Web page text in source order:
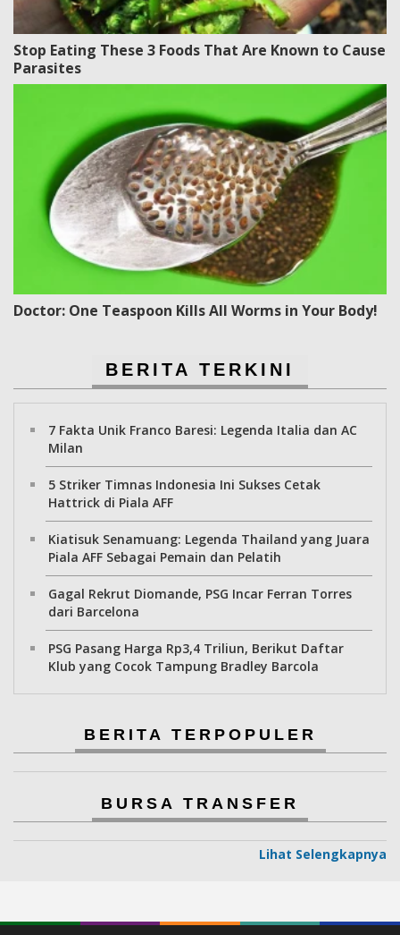
Stop Eating These 3 Foods That Are Known to Cause
Parasites
Doctor: One Teaspoon Kills All Worms in Your Body!
BERITA TERKINI
7 Fakta Unik Franco Baresi: Legenda Italia dan AC
Milan
5 Striker Timnas Indonesia Ini Sukses Cetak
Hattrick di Piala AFF
Kiatisuk Senamuang: Legenda Thailand yang Juara
Piala AFF Sebagai Pemain dan Pelatih
Gagal Rekrut Diomande, PSG Incar Ferran Torres
dari Barcelona
PSG Pasang Harga Rp3,4 Triliun, Berikut Daftar
Klub yang Cocok Tampung Bradley Barcola
BERITA TERPOPULER
BURSA TRANSFER
Lihat Selengkapnya